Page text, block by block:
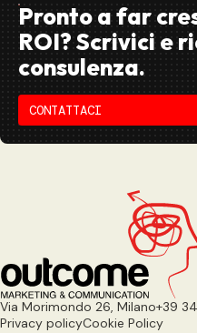
Pronto a far
ROI? Scrivici e
consulenza.
CONTATTACI
Via Morimondo 26, Milano+39
Privacy policyCookie Policy